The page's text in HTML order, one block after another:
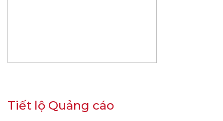
Tiết lộ Quảng cáo